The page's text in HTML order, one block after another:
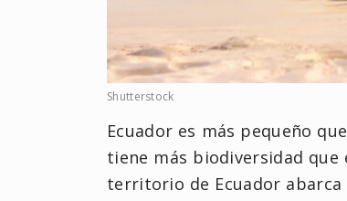
Shutterstock
Ecuador es más pequeño
tiene más biodiversidad que
territorio de Ecuador